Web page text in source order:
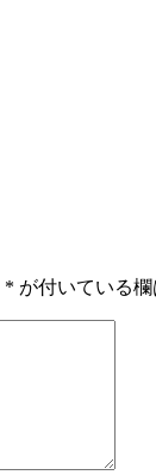
* が付いている